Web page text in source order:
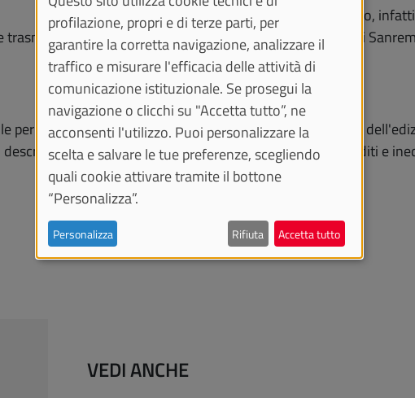
set televisivi targati RAI e non solo. Duccio Forzano,
televisive, tra le quali le edizioni del Festival di
per rivivere e rivedere alcuni dei momenti più significativi
tecniche e approfondite e visione di materiali editi e
VEDI ANCHE
profilazione, propri e di terze parti, per
garantire la corretta navigazione, analizzare il
traffico e misurare l'efficacia delle attività di
comunicazione istituzionale. Se prosegui la
navigazione o clicchi su "Accetta tutto”, ne
acconsenti l'utilizzo. Puoi personalizzare la
scelta e salvare le tue preferenze, scegliendo
quali cookie attivare tramite il bottone
“Personalizza”.
Personalizza Rifiuta Accetta tutto